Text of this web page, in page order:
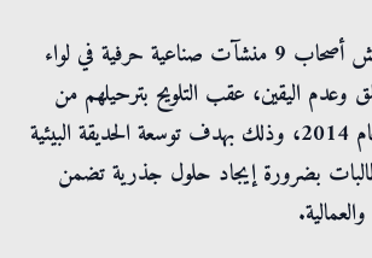
سرايا - خاص - يعيش أصحاب 9 منشآت صناعية حرفية في لواء
وعدم اليقين، عقب التلويح بترحيلهم من
مواقعهم القائمة منذ عام 2014، وذلك بهدف توسعة الحديقة البيئية
بضرورة إيجاد حلول جذرية تضمن